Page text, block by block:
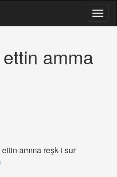
amma
amma reşk-i sur